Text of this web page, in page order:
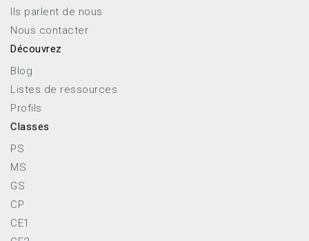
Ils parlent de nous
Nous contacter
Découvrez
Blog
Listes de ressources
Profils
Classes
PS
MS
GS
CP
CE1